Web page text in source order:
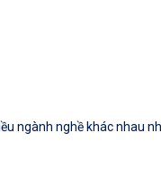
ngành nghề khác nhau